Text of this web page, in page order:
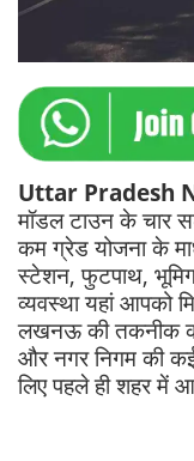
Uttar Pradesh
मॉडल टाउन के चार
कम ग्रेड योजना के
स्टेशन, फुटपाथ,
व्यवस्था यहां आपको
लखनऊ की तकनीक
और नगर निगम की
लिए पहले ही शहर में